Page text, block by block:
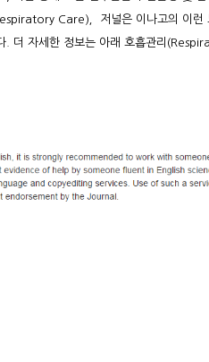
Care)，저널은 이나고의 이런
. 더 자세한 정보는 아래 호흡관리